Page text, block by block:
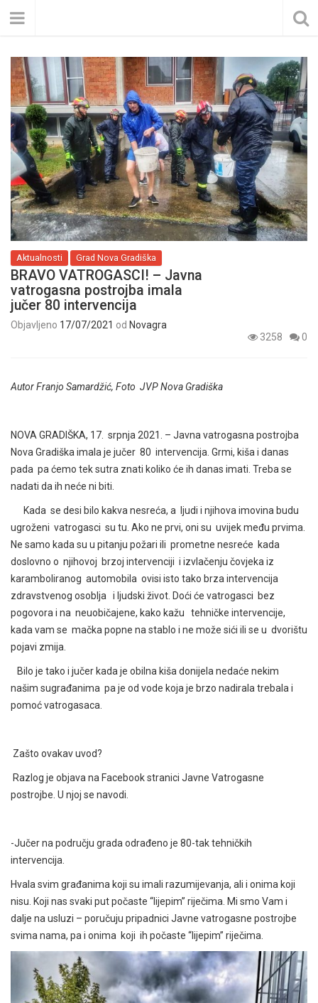
Aktualnosti Grad Nova Gradiška
BRAVO VATROGASCI! – Javna
vatrogasna postrojba imala
jučer 80 intervencija
Objavljeno 17/07/2021 od Novagra
3258
0
Autor Franjo Samardžić, Foto JVP Nova Gradiška
NOVA GRADIŠKA, 17. srpnja 2021. – Javna vatrogasna postrojba
Nova Gradiška imala je jučer 80 intervencija. Grmi, kiša i danas
pada pa ćemo tek sutra znati koliko će ih danas imati. Treba se
nadati da ih neće ni biti.
Kada se desi bilo kakva nesreća, a ljudi i njihova imovina budu
ugroženi vatrogasci su tu. Ako ne prvi, oni su uvijek među prvima.
Ne samo kada su u pitanju požari ili prometne nesreće kada
doslovno o njihovoj brzoj intervenciji i izvlačenju čovjeka iz
karamboliranog automobila ovisi isto tako brza intervencija
zdravstvenog osoblja i ljudski život. Doći će vatrogasci bez
pogovora i na neuobičajene, kako kažu tehničke intervencije,
kada vam se mačka popne na stablo i ne može sići ili se u dvorištu
pojavi zmija.
Bilo je tako i jučer kada je obilna kiša donijela nedaće nekim
našim sugrađanima pa je od vode koja je brzo nadirala trebala i
pomoć vatrogasaca.
Zašto ovakav uvod?
Razlog je objava na Facebook stranici Javne Vatrogasne
postrojbe. U njoj se navodi.
-Jučer na području grada odrađeno je 80-tak tehničkih
intervencija.
Hvala svim građanima koji su imali razumijevanja, ali i onima koji
nisu. Koji nas svaki put počaste “lijepim” riječima. Mi smo Vam i
dalje na usluzi – poručuju pripadnici Javne vatrogasne postrojbe
svima nama, pa i onima koji ih počaste “lijepim” riječima.